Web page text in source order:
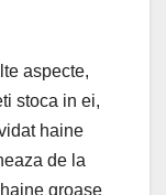
aspecte,
stoca in ei,
haine
de la
groase